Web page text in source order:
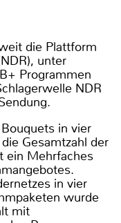
die Plattform
unter
Programmen
NDR
in vier
Gesamtzahl der
ein Mehrfaches
in vier
wurde
mit